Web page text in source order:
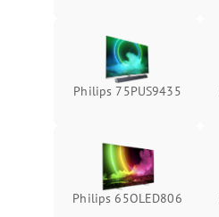
Philips 75PUS9435
Philips 65OLED806